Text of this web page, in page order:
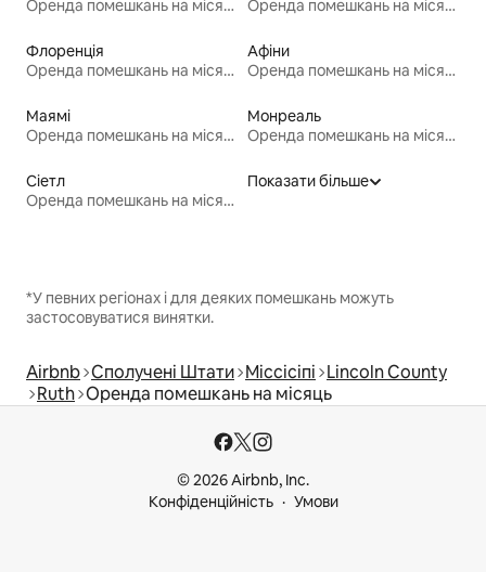
Оренда помешкань на місяць
Оренда помешкань на місяць
Флоренція
Оренда помешкань на місяць
Афіни
Оренда помешкань на місяць
Маямі
Оренда помешкань на місяць
Монреаль
Оренда помешкань на місяць
Сіетл
Оренда помешкань на місяць
Показати більше
*У певних регіонах і для деяких помешкань можуть
застосовуватися винятки.
Airbnb Сполучені Штати Міссісіпі Lincoln County
Ruth Оренда помешкань на місяць
© 2026 Airbnb, Inc.
Конфіденційність
Умови